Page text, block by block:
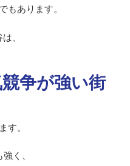
もあります。
、
争が強い街
す。
く、